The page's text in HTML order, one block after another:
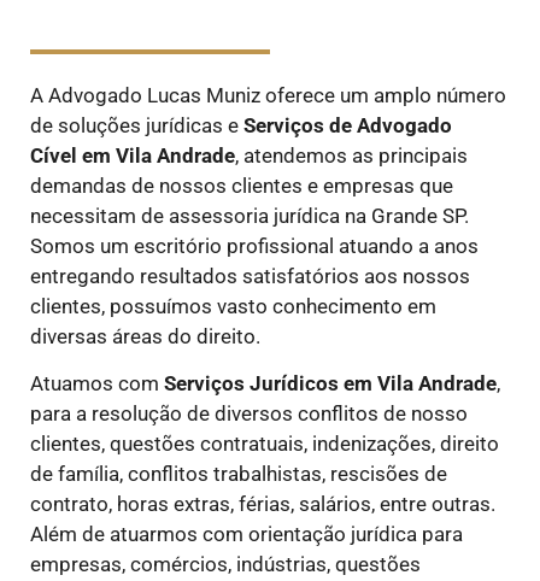
A Advogado Lucas Muniz oferece um amplo número
de soluções jurídicas e Serviços de Advogado
Cível em Vila Andrade, atendemos as principais
demandas de nossos clientes e empresas que
necessitam de assessoria jurídica na Grande SP.
Somos um escritório profissional atuando a anos
entregando resultados satisfatórios aos nossos
clientes, possuímos vasto conhecimento em
diversas áreas do direito.
Atuamos com Serviços Jurídicos em Vila Andrade,
para a resolução de diversos conflitos de nosso
clientes, questões contratuais, indenizações, direito
de família, conflitos trabalhistas, rescisões de
contrato, horas extras, férias, salários, entre outras.
Além de atuarmos com orientação jurídica para
empresas, comércios, indústrias, questões